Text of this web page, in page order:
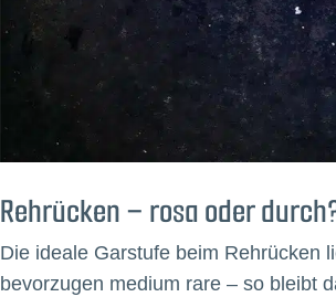
Rehrücken – rosa oder
Die ideale Garstufe beim Rehrücken
bevorzugen medium rare – so bleibt